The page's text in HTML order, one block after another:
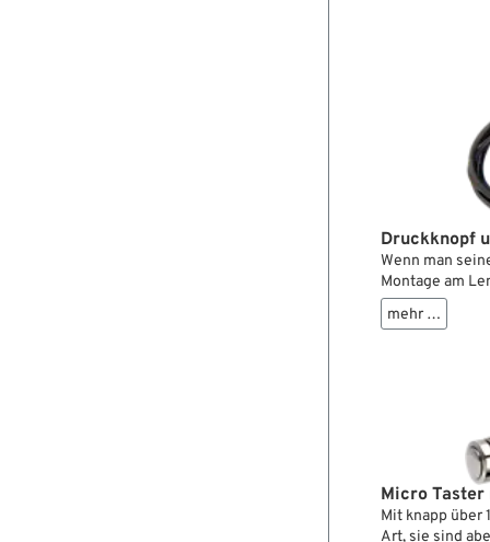
nutzt den Kill
Diebstahl.
Druckknopf
Wenn man
Montage am
Kabel, Kontakt
Masse. Da man
Der Universal-
mehr …
Micro Taster
Mit knapp über
Art, sie sind